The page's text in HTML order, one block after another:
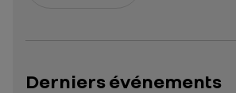
Derniers événements